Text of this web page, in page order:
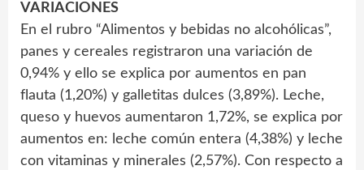
VARIACIONES
En el rubro “Alimentos y bebidas no alcohólicas”,
panes y cereales registraron una variación de
0,94% y ello se explica por aumentos en pan
flauta (1,20%) y galletitas dulces (3,89%). Leche,
queso y huevos aumentaron 1,72%, se explica por
aumentos en: leche común entera (4,38%) y leche
con vitaminas y minerales (2,57%). Con respecto a